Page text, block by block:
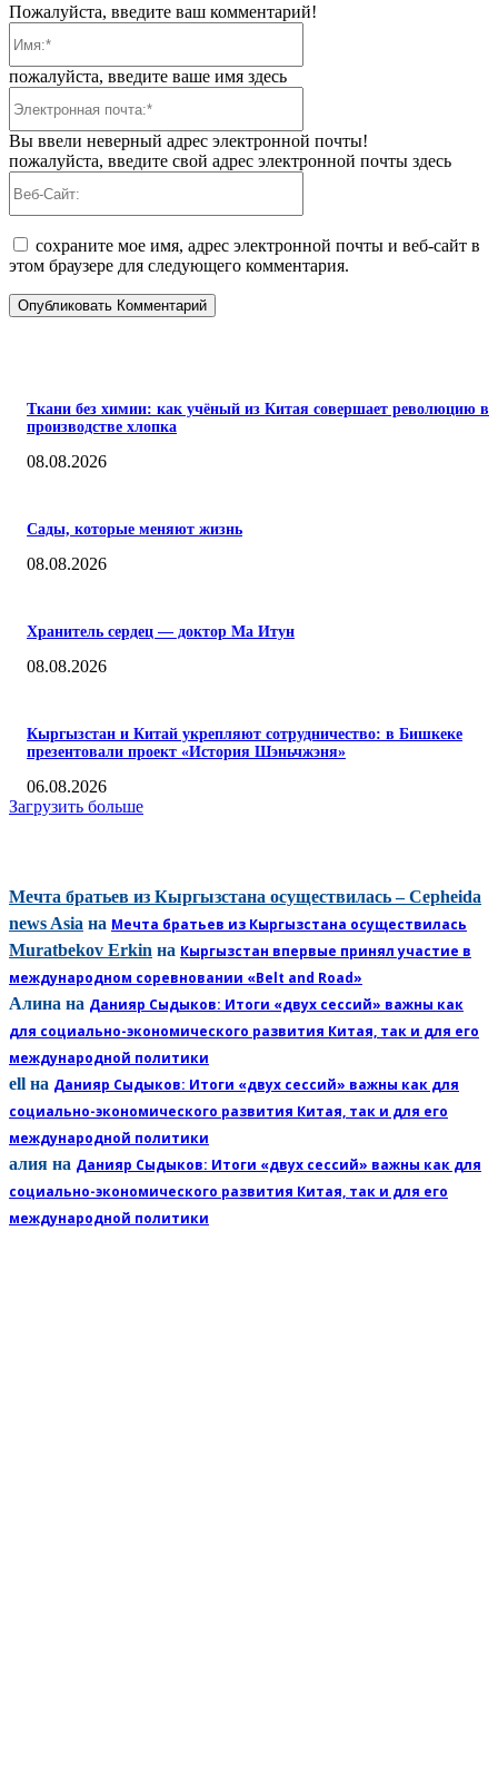
Пожалуйста, введите ваш комментарий!
пожалуйста, введите ваше имя здесь
Вы ввели неверный адрес электронной почты!
пожалуйста, введите свой адрес электронной почты здесь
сохраните мое имя, адрес электронной почты и веб-сайт в
этом браузере для следующего комментария.
Ткани без химии: как учёный из Китая совершает революцию в
производстве хлопка
08.08.2026
Сады, которые меняют жизнь
08.08.2026
Хранитель сердец — доктор Ма Итун
08.08.2026
Кыргызстан и Китай укрепляют сотрудничество: в Бишкеке
презентовали проект «История Шэньчжэня»
06.08.2026
Загрузить больше
Мечта братьев из Кыргызстана осуществилась – Cepheida
news Asia на Мечта братьев из Кыргызстана осуществилась
Muratbekov Erkin на Кыргызстан впервые принял участие в
международном соревновании «Belt and Road»
Алина на Данияр Сыдыков: Итоги «двух сессий» важны как
для социально-экономического развития Китая, так и для его
международной политики
ell на Данияр Сыдыков: Итоги «двух сессий» важны как для
социально-экономического развития Китая, так и для его
международной политики
алия на Данияр Сыдыков: Итоги «двух сессий» важны как для
социально-экономического развития Китая, так и для его
международной политики